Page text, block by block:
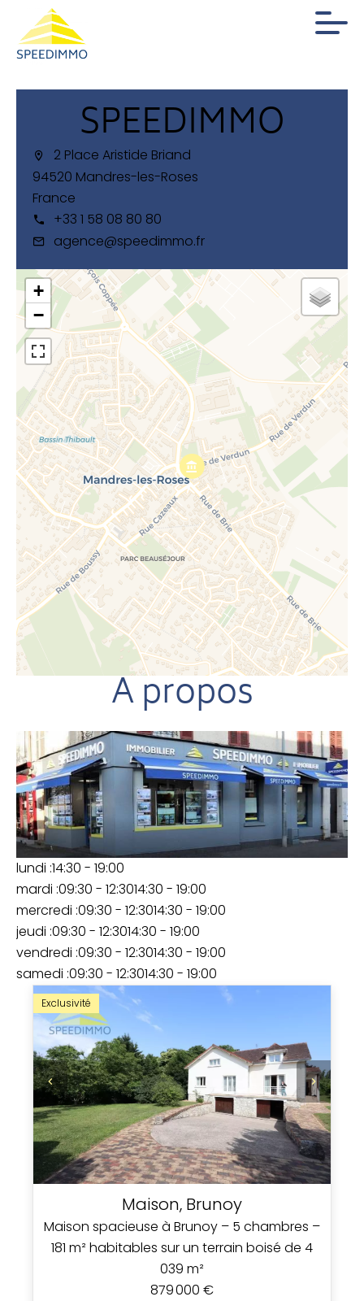
SPEEDIMMO
2 Place Aristide Briand
94520 Mandres-les-Roses
France
+33 1 58 08 80 80
agence@speedimmo.fr
+
−
A propos
lundi :14:30 - 19:00
mardi :09:30 - 12:3014:30 - 19:00
mercredi :09:30 - 12:3014:30 - 19:00
jeudi :09:30 - 12:3014:30 - 19:00
vendredi :09:30 - 12:3014:30 - 19:00
samedi :09:30 - 12:3014:30 - 19:00
Exclusivité
Maison, Brunoy
Maison spacieuse à Brunoy – 5 chambres –
181 m² habitables sur un terrain boisé de 4
039 m²
879 000 €